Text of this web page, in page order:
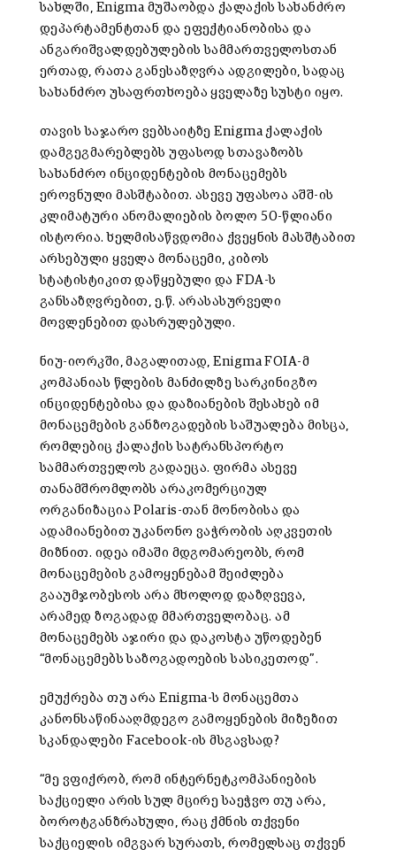
სახლში, Enigma მუშაობდა ქალაქის სახანძრო
დეპარტამენტთან და ეფექტიანობისა და
ანგარიშვალდებულების სამმართველოსთან
ერთად, რათა განესაზღვრა ადგილები, სადაც
სახანძრო უსაფრთხოება ყველაზე სუსტი იყო.
თავის საჯარო ვებსაიტზე Enigma ქალაქის
დამგეგმარებლებს უფასოდ სთავაზობს
სახანძრო ინციდენტების მონაცემებს
ეროვნული მასშტაბით. ასევე უფასოა აშშ-ის
კლიმატური ანომალიების ბოლო 50-წლიანი
ისტორია. ხელმისაწვდომია ქვეყნის მასშტაბით
არსებული ყველა მონაცემი, კიბოს
სტატისტიკით დაწყებული და FDA-ს
განსაზღვრებით, ე.წ. არასასურველი
მოვლენებით დასრულებული.
ნიუ-იორკში, მაგალითად, Enigma FOIA-მ
კომპანიას წლების მანძილზე სარკინიგზო
ინციდენტებისა და დაზიანების შესახებ იმ
მონაცემების განზოგადების საშუალება მისცა,
რომლებიც ქალაქის სატრანსპორტო
სამმართველოს გადაეცა. ფირმა ასევე
თანამშრომლობს არაკომერციულ
ორგანიზაცია Polaris-თან მონობისა და
ადამიანებით უკანონო ვაჭრობის აღკვეთის
მიზნით. იდეა იმაში მდგომარეობს, რომ
მონაცემების გამოყენებამ შეიძლება
გააუმჯობესოს არა მხოლოდ დაზღვევა,
არამედ ზოგადად მმართველობაც. ამ
მონაცემებს აჯირი და დაკოსტა უწოდებენ
“მონაცემებს საზოგადოების სასიკეთოდ”.
ემუქრება თუ არა Enigma-ს მონაცემთა
კანონსაწინააღმდეგო გამოყენების მიზეზით
სკანდალები Facebook-ის მსგავსად?
“მე ვფიქრობ, რომ ინტერნეტკომპანიების
საქციელი არის სულ მცირე საეჭვო თუ არა,
ბოროტგანზრახული, რაც ქმნის თქვენი
საქციელის იმგვარ სურათს, რომელსაც თქვენ